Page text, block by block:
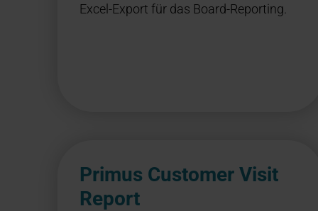
Excel-Export für das Board-Reporting.
Primus Customer Visit
Report